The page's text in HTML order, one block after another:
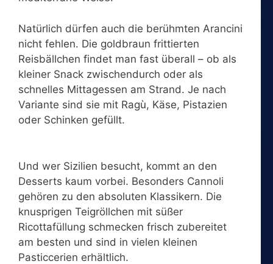
Natürlich dürfen auch die berühmten Arancini
nicht fehlen. Die goldbraun frittierten
Reisbällchen findet man fast überall – ob als
kleiner Snack zwischendurch oder als
schnelles Mittagessen am Strand. Je nach
Variante sind sie mit Ragù, Käse, Pistazien
oder Schinken gefüllt.
Und wer Sizilien besucht, kommt an den
Desserts kaum vorbei. Besonders Cannoli
gehören zu den absoluten Klassikern. Die
knusprigen Teigröllchen mit süßer
Ricottafüllung schmecken frisch zubereitet
am besten und sind in vielen kleinen
Pasticcerien erhältlich.